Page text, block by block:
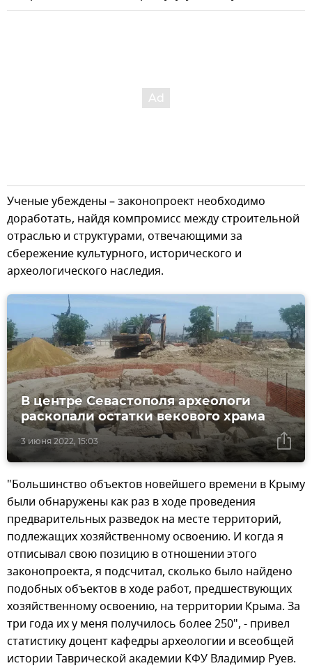
Ученые убеждены – законопроект необходимо
доработать, найдя компромисс между строительной
отраслью и структурами, отвечающими за
сбережение культурного, исторического и
археологического наследия.
3 июня 2022, 15:03
В центре Севастополя археологи
раскопали остатки векового храма
"Большинство объектов новейшего времени в Крыму
были обнаружены как раз в ходе проведения
предварительных разведок на месте территорий,
подлежащих хозяйственному освоению. И когда я
отписывал свою позицию в отношении этого
законопроекта, я подсчитал, сколько было найдено
подобных объектов в ходе работ, предшествующих
хозяйственному освоению, на территории Крыма. За
три года их у меня получилось более 250", - привел
статистику доцент кафедры археологии и всеобщей
истории Таврической академии КФУ Владимир Руев.